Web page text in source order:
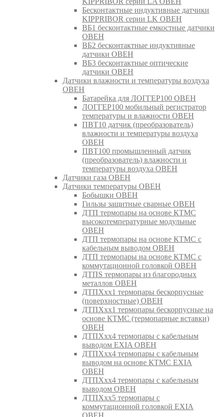
Бесконтактные индуктивные датчики
KIPPRIBOR серии LK ОВЕН
ВБ1 бесконтактные емкостные датчики
ОВЕН
ВБ2 бесконтактные индуктивные
датчики ОВЕН
ВБ3 бесконтактные оптические
датчики ОВЕН
Датчики влажности и температуры воздуха
ОВЕН
Батарейка для ЛОГГЕР100 ОВЕН
ЛОГГЕР100 мобильный регистратор
температуры и влажности ОВЕН
ПВТ10 датчик (преобразователь)
влажности и температуры воздуха
ОВЕН
ПВТ100 промышленный датчик
(преобразователь) влажности и
температуры воздуха ОВЕН
Датчики газа ОВЕН
Датчики температуры ОВЕН
Бобышки ОВЕН
Гильзы защитные сварные ОВЕН
ДТП термопары на основе КТМС
высокотемпературные модульные
ОВЕН
ДТП термопары на основе КТМС с
кабельным выводом ОВЕН
ДТП термопары на основе КТМС с
коммутационной головкой ОВЕН
ДТПS термопары из благородных
металлов ОВЕН
ДТПХхх1 термопары бескорпусные
(поверхностные) ОВЕН
ДТПХхх1 термопары бескорпусные на
основе КТМС (термопарные вставки)
ОВЕН
ДТПХхх4 термопары с кабельным
выводом EXIA ОВЕН
ДТПХхх4 термопары с кабельным
выводом на основе КТМС EXIA
ОВЕН
ДТПХхх4 термопары с кабельным
выводом ОВЕН
ДТПХхх5 термопары с
коммутационной головкой EXIA
ОВЕН